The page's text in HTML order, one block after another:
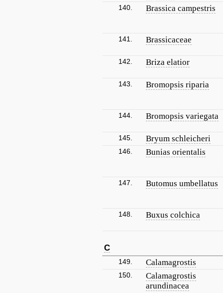
140. Brassica campestris
141. Brassicaceae
142. Briza elatior
143. Bromopsis riparia
144. Bromopsis variegata
145. Bryum schleicheri
146. Bunias orientalis
147. Butomus umbellatus
148. Buxus colchica
C
149. Calamagrostis
150.
Calamagrostis
arundinacea